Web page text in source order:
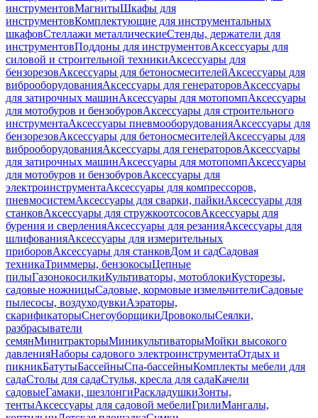
инструментовМагнитыШкафы для
инструментовКомплектующие для инструментальных
шкафовСтеллажи металлическиеСтенды, держатели для
инструментовПоддоны для инструментовАксессуары для
силовой и строительной техникиАксессуары для
бензорезовАксессуары для бетоносмесителейАксессуары для
виброоборудованияАксессуары для генераторовАксессуары
для затирочных машинАксессуары для мотопомпАксессуары
для мотобуров и бензобуровАксессуары для строительного
инструментаАксессуары пневмооборудованияАксессуары для
бензорезовАксессуары для бетоносмесителейАксессуары для
виброоборудованияАксессуары для генераторовАксессуары
для затирочных машинАксессуары для мотопомпАксессуары
для мотобуров и бензобуровАксессуары для
электроинструментаАксессуары для компрессоров,
пневмосистемАксессуары для сварки, пайкиАксессуары для
станковАксессуары для стружкоотсосовАксессуары для
бурения и сверленияАксессуары для резанияАксессуары для
шлифованияАксессуары для измерительных
приборовАксессуары для станковДом и садСадовая
техникаТриммеры, бензокосыЦепные
пилыГазонокосилкиКультиваторы, мотоблокиКусторезы,
садовые ножницыСадовые, кормовые измельчителиСадовые
пылесосы, воздуходувкиАэраторы,
скарификаторыСнегоуборщикиДровоколыСеялки,
разбрасыватели
семянМинитракторыМиникультиваторыМойки высокого
давленияНаборы садового электроинструментаОтдых и
пикникБатутыБассейныСпа-бассейныКомплекты мебели для
садаСтолы для садаСтулья, кресла для садаКачели
садовыеГамаки, шезлонгиРаскладушкиЗонты,
тентыАксессуары для садовой мебелиГрилиМангалы,